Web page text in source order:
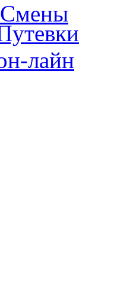
Смены
лайн